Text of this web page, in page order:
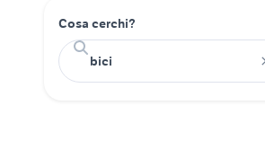
Cosa cerchi?